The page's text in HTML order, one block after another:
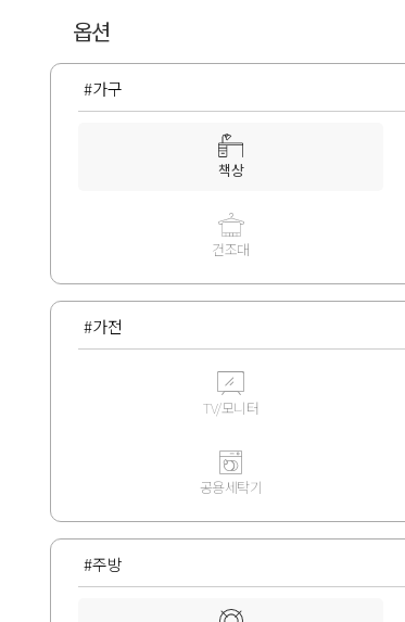
옵션
#가구
책상
건조대
#가전
TV/모니터
공용세탁기
#주방